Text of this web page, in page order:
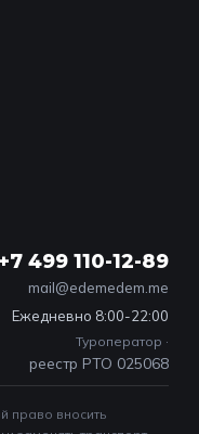
+7 499 110-12-89
mail@edemedem.me
Ежедневно 8:00-22:00
Туроператор ·
реестр РТО 025068
право вносить